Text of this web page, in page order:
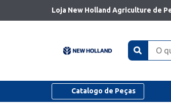
Loja New Holland Agriculture de
Catalogo de Peças